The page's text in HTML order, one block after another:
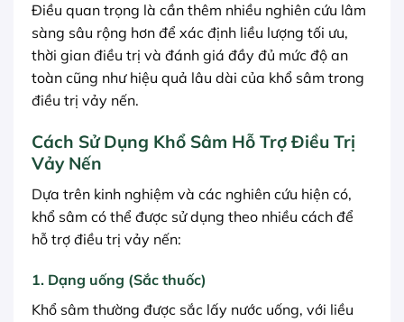
Điều quan trọng là cần thêm nhiều nghiên cứu lâm
sàng sâu rộng hơn để xác định liều lượng tối ưu,
thời gian điều trị và đánh giá đầy đủ mức độ an
toàn cũng như hiệu quả lâu dài của khổ sâm trong
điều trị vảy nến.
Cách Sử Dụng Khổ Sâm Hỗ Trợ Điều Trị
Vảy Nến
Dựa trên kinh nghiệm và các nghiên cứu hiện có,
khổ sâm có thể được sử dụng theo nhiều cách để
hỗ trợ điều trị vảy nến:
1. Dạng uống (Sắc thuốc)
Khổ sâm thường được sắc lấy nước uống, với liều